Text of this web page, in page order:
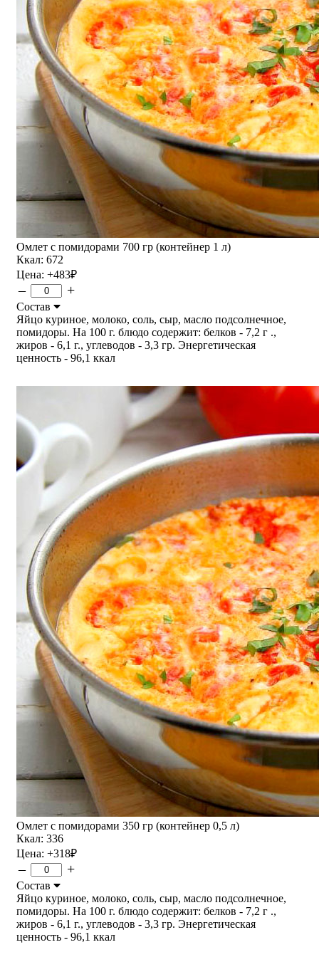
Омлет с помидорами 700 гр (контейнер 1 л)
Ккал: 672
Цена: +483₽
– +
Состав
Яйцо куриное, молоко, соль, сыр, масло подсолнечное,
помидоры. На 100 г. блюдо содержит: белков - 7,2 г .,
жиров - 6,1 г., углеводов - 3,3 гр. Энергетическая
ценность - 96,1 ккал
Омлет с помидорами 350 гр (контейнер 0,5 л)
Ккал: 336
Цена: +318₽
– +
Состав
Яйцо куриное, молоко, соль, сыр, масло подсолнечное,
помидоры. На 100 г. блюдо содержит: белков - 7,2 г .,
жиров - 6,1 г., углеводов - 3,3 гр. Энергетическая
ценность - 96,1 ккал